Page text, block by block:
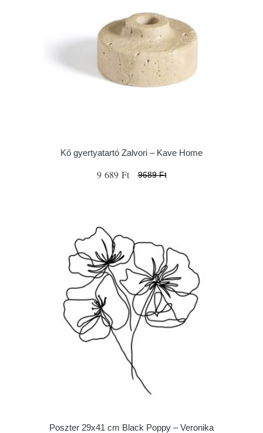
Kő gyertyatartó Zalvori – Kave Home
9 689 Ft 9689 Ft
Poszter 29x41 cm Black Poppy – Veronika